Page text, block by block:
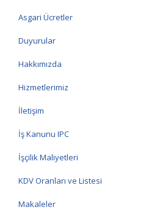
Asgari Ücretler
Duyurular
Hakkımızda
Hizmetlerimiz
İletişim
İş Kanunu IPC
İşçilik Maliyetleri
KDV Oranları ve Listesi
Makaleler